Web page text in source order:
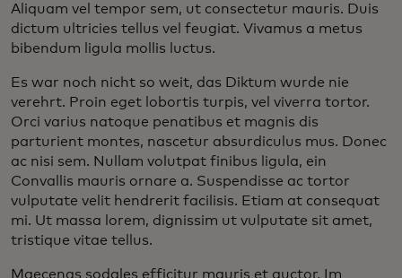
Aliquam vel tempor sem, ut consectetur mauris. Duis
dictum ultricies tellus vel feugiat. Vivamus a metus
bibendum ligula mollis luctus.
Es war noch nicht so weit, das Diktum wurde nie
verehrt. Proin eget lobortis turpis, vel viverra tortor.
Orci varius natoque penatibus et magnis dis
parturient montes, nascetur absurdiculus mus. Donec
ac nisi sem. Nullam volutpat finibus ligula, ein
Convallis mauris ornare a. Suspendisse ac tortor
vulputate velit hendrerit facilisis. Etiam at consequat
mi. Ut massa lorem, dignissim ut vulputate sit amet,
tristique vitae tellus.
Maecenas sodales efficitur mauris et auctor. Im